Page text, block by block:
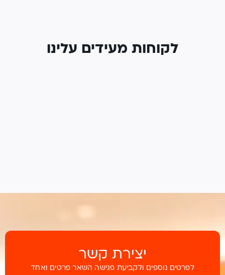
לקוחות מעידים עלינו
יצירת קשר
לפרטים נוספים ולקביעת פגישה השאר פרטים ואחד